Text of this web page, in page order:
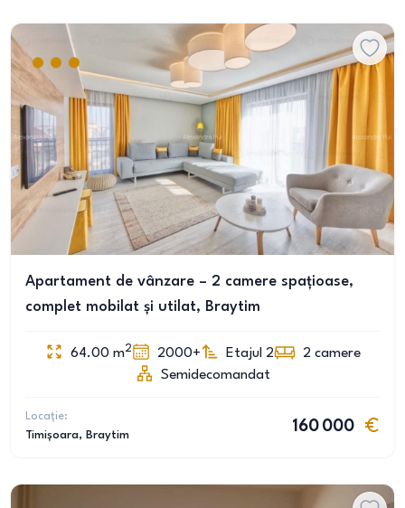
Apartament de vânzare – 2 camere spațioase,
complet mobilat și utilat, Braytim
64.00 m2 2000+ Etajul 2 2 camere
Semidecomandat
Locație:
Timișoara, Braytim
160 000